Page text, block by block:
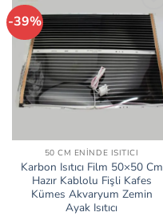
-39%
İstek
Listeme
Ekle
50 CM ENINDE ISITICI
Karbon Isıtıcı Film 50×50 Cm
Hazır Kablolu Fişli Kafes
Kümes Akvaryum Zemin
Ayak Isıtıcı